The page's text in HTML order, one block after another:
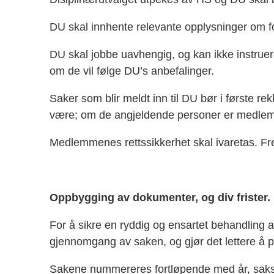
DU skal innhente relevante opplysninger om
DU skal jobbe uavhengig, og kan ikke
om de vil følge DU’s anbefalinger.
Saker som blir meldt inn til DU bør i første
være; om de angjeldende personer er
Medlemmenes rettssikkerhet skal ivaretas.
Oppbygging av dokumenter, og div frister.
For å sikre en ryddig og ensartet behandling
gjennomgang av saken, og gjør det lettere å
Sakene nummereres fortløpende med år,